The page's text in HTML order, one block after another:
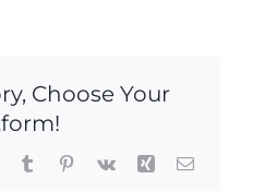
Choose Your
TumblrPinterest
Vk Xing Email